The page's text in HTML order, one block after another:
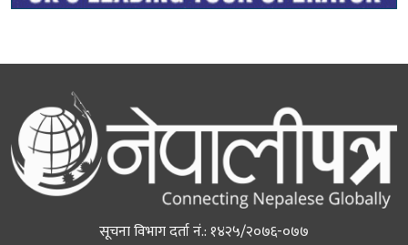
सूचना विभाग दर्ता नं.: १४२५/२०७६-०७७